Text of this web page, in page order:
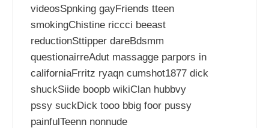
videosSpnking gayFriends tteen
smokingChistine riccci beeast
reductionSttipper dareBdsmm
questionairreAdut massagge parpors in
californiaFrritz ryaqn cumshot1877 dick
shuckSiide boopb wikiClan hubbvy
pssy suckDick tooo bbig foor pussy
painfulTeenn nonnude